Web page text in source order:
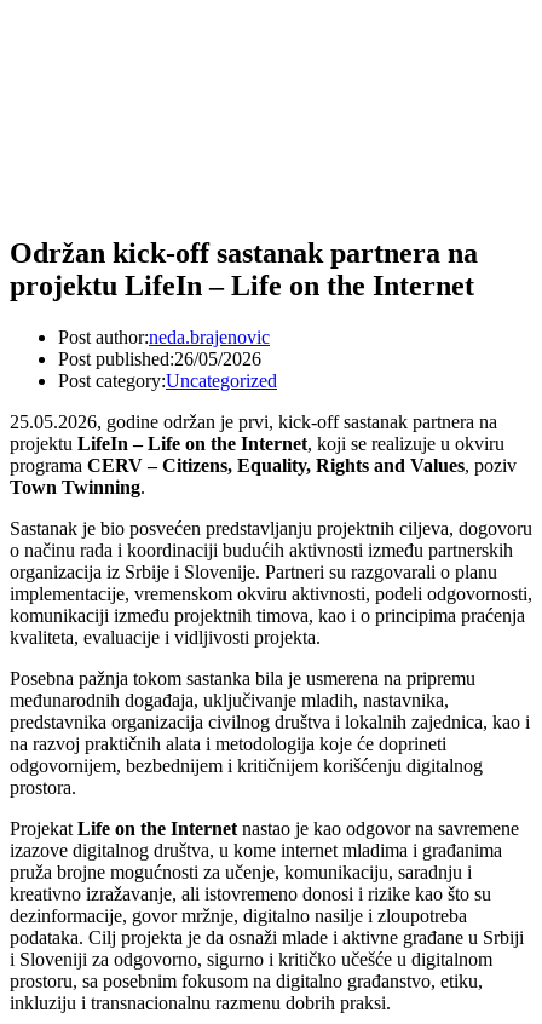
Održan kick-off sastanak partnera na
projektu LifeIn – Life on the Internet
Post author:neda.brajenovic
Post published:26/05/2026
Post category:Uncategorized
25.05.2026, godine održan je prvi, kick-off sastanak partnera na
projektu LifeIn – Life on the Internet, koji se realizuje u okviru
programa CERV – Citizens, Equality, Rights and Values, poziv
Town Twinning.
Sastanak je bio posvećen predstavljanju projektnih ciljeva, dogovoru
o načinu rada i koordinaciji budućih aktivnosti između partnerskih
organizacija iz Srbije i Slovenije. Partneri su razgovarali o planu
implementacije, vremenskom okviru aktivnosti, podeli odgovornosti,
komunikaciji između projektnih timova, kao i o principima praćenja
kvaliteta, evaluacije i vidljivosti projekta.
Posebna pažnja tokom sastanka bila je usmerena na pripremu
međunarodnih događaja, uključivanje mladih, nastavnika,
predstavnika organizacija civilnog društva i lokalnih zajednica, kao i
na razvoj praktičnih alata i metodologija koje će doprineti
odgovornijem, bezbednijem i kritičnijem korišćenju digitalnog
prostora.
Projekat Life on the Internet nastao je kao odgovor na savremene
izazove digitalnog društva, u kome internet mladima i građanima
pruža brojne mogućnosti za učenje, komunikaciju, saradnju i
kreativno izražavanje, ali istovremeno donosi i rizike kao što su
dezinformacije, govor mržnje, digitalno nasilje i zloupotreba
podataka. Cilj projekta je da osnaži mlade i aktivne građane u Srbiji
i Sloveniji za odgovorno, sigurno i kritičko učešće u digitalnom
prostoru, sa posebnim fokusom na digitalno građanstvo, etiku,
inkluziju i transnacionalnu razmenu dobrih praksi.